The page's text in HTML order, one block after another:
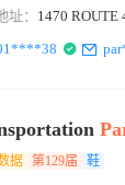
址： 1470 ROUTE
据 第129届 鞋